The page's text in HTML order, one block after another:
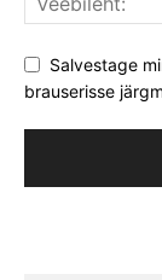
Salvestage
brauserisse